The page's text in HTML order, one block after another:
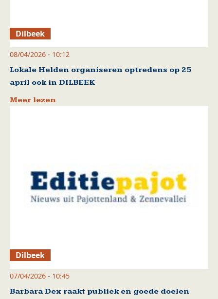
Dilbeek
08/04/2026 - 10:12
Lokale Helden organiseren optredens op 25
april ook in DILBEEK
Meer lezen
Dilbeek
07/04/2026 - 10:45
Barbara Dex raakt publiek en goede doelen